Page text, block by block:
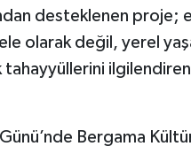
desteklenen proje;
olarak değil, yerel
Bergama